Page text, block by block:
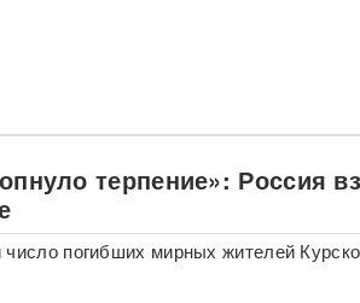
терпение»: Россия
погибших мирных жителей